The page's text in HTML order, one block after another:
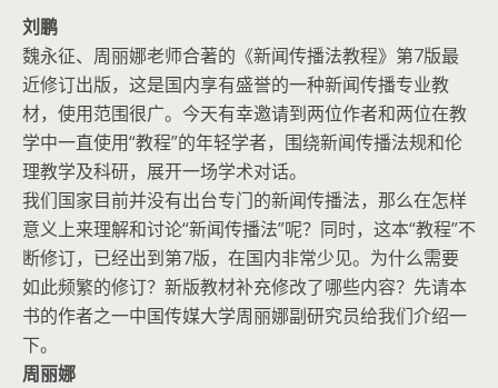
刘鹏
魏永征、周丽娜老师合著的《新闻传播法教程》第7版最
近修订出版，这是国内享有盛誉的一种新闻传播专业教
材，使用范围很广。今天有幸邀请到两位作者和两位在教
学中一直使用“教程”的年轻学者，围绕新闻传播法规和伦
理教学及科研，展开一场学术对话。
我们国家目前并没有出台专门的新闻传播法，那么在怎样
意义上来理解和讨论“新闻传播法”呢？同时，这本“教程”不
断修订，已经出到第7版，在国内非常少见。为什么需要
如此频繁的修订？新版教材补充修改了哪些内容？先请本
书的作者之一中国传媒大学周丽娜副研究员给我们介绍一
下。
周丽娜